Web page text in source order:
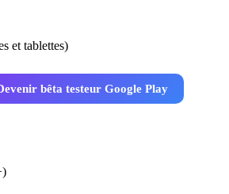
et tablettes)
bêta testeur Google Play